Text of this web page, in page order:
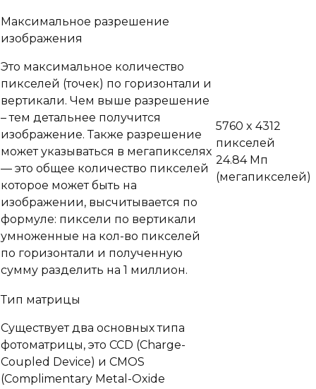
Максимальное разрешение
изображения
Это максимальное количество
пикселей (точек) по горизонтали и
вертикали. Чем выше разрешение
– тем детальнее получится
изображение. Также разрешение
может указываться в мегапикселях
— это общее количество пикселей
которое может быть на
изображении, высчитывается по
формуле: пиксели по вертикали
умноженные на кол-во пикселей
по горизонтали и полученную
сумму разделить на 1 миллион.
5760 x 4312
пикселей
24.84 Мп
(мегапикселей)
Тип матрицы
Существует два основных типа
фотоматрицы, это CCD (Charge-
Coupled Device) и CMOS
(Complimentary Metal-Oxide